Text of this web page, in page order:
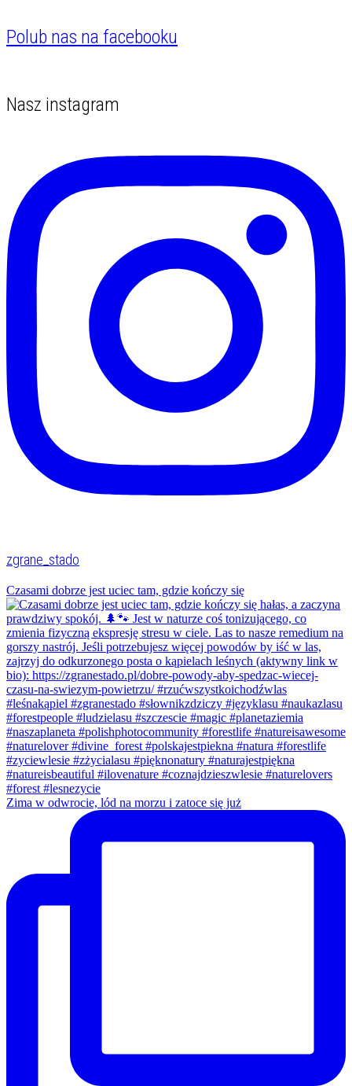
Polub nas na facebooku
Nasz instagram
zgrane_stado
Czasami dobrze jest uciec tam, gdzie kończy się
Zima w odwrocie, lód na morzu i zatoce się już